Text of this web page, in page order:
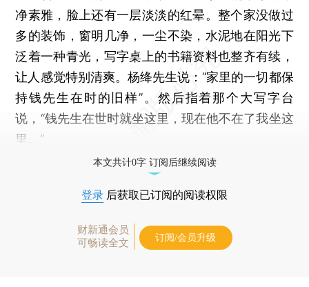
净素雅，脸上还有一层淡淡的红晕。整个家没做过
多的装饰，窗明几净，一尘不染，水泥地在阳光下
泛着一种青光，写字桌上的书籍资料也整齐有续，
让人感觉特别清爽。杨绛先生说：“家里的一切都保
持钱先生在时的旧样”。然后指着那个大写字台
说，“钱先生在世时就坐这里，现在他不在了我坐这
里。”
本文共计0字 订阅后继续阅读
登录 后获取已订阅的阅读权限
财新通会员
可畅读全文
订阅/会员升级